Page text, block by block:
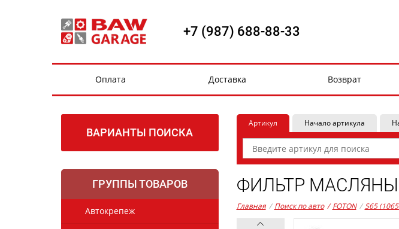
+7 (987) 688-88-33
Оплата Доставка Возврат
ВАРИАНТЫ ПОИСКА
ГРУППЫ ТОВАРОВ
Автокрепеж
Артикул Начало артикула
ФИЛЬТР
Главная / Поиск по авто / FOTON / S65